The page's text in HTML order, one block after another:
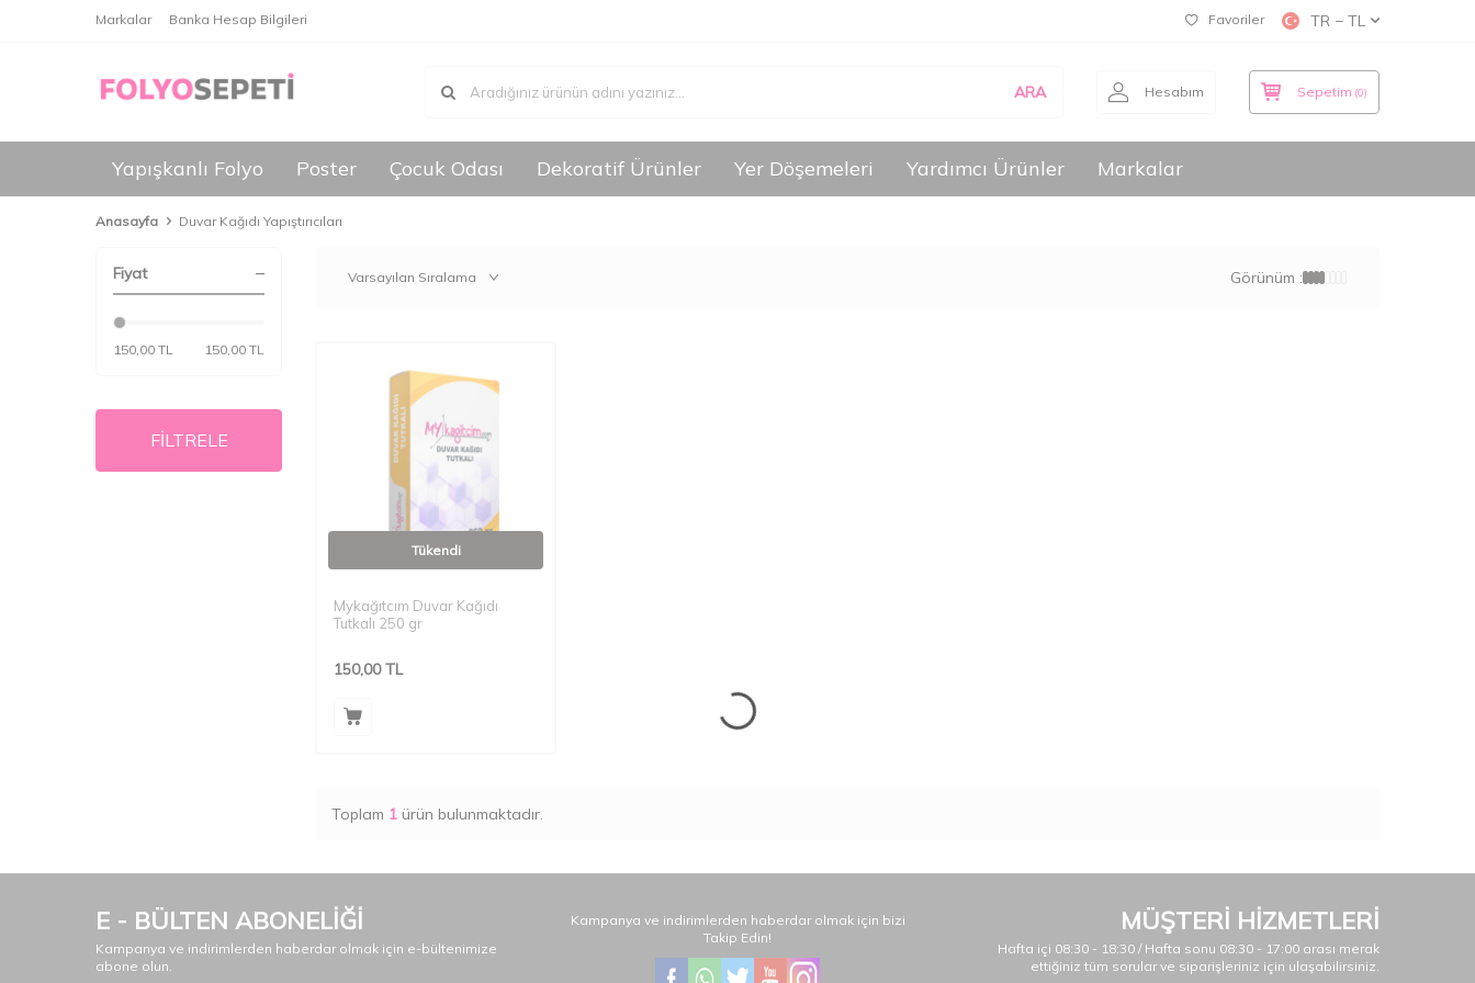
Markalar Banka Hesap Bilgileri Favoriler TR − TL
ARA Hesabım Sepetim (0)
Yapışkanlı Folyo Poster Çocuk Odası Dekoratif Ürünler Yer Döşemeleri Yardımcı Ürünler Markalar
Anasayfa Duvar Kağıdı Yapıştırıcıları
Fiyat
150,00 TL 150,00 TL
FİLTRELE
Görünüm :
Tükendi
Mykağıtcım Duvar Kağıdı
Tutkalı 250 gr
150,00TL
Toplam 1 ürün bulunmaktadır.
E - BÜLTEN ABONELİĞİ
Kampanya ve indirimlerden haberdar olmak için e-bültenimize
abone olun.
Kampanya ve indirimlerden haberdar olmak için bizi
Takip Edin!
MÜŞTERİ HİZMETLERİ
Hafta içi 08:30 - 18:30 / Hafta sonu 08:30 - 17:00 arası merak
ettiğiniz tüm sorular ve siparişleriniz için ulaşabilirsiniz.